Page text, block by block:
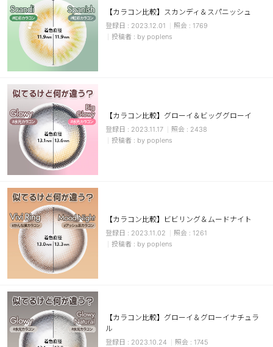
EYEしてる
総合掲示板
カスタマーサービス
ショッピングガイド
アプリダウンロード
INSTAGRAM TWITTER
【カラコン比較】スカンディ＆スパニッシュ
2023.12.01
1769
by poplens
【カラコン比較】グローイ＆ビッググローイ
2023.11.17
2438
by poplens
【カラコン比較】ビビリング＆ムードナイト
2023.11.02
1261
by poplens
【カラコン比較】グローイ＆グローイナチュラ
ル
2023.10.24
1745